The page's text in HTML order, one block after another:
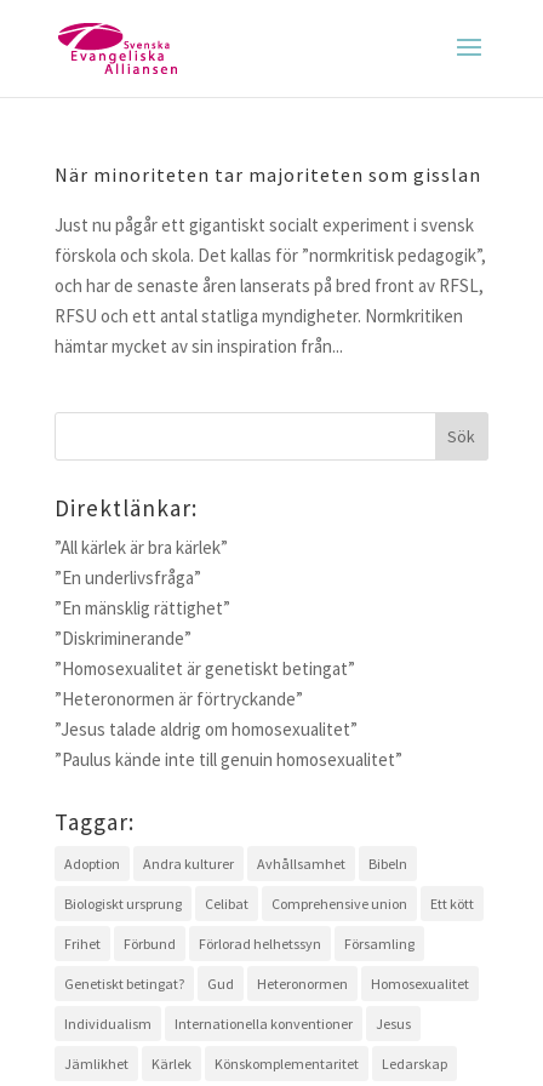
När minoriteten tar majoriteten som gisslan
Just nu pågår ett gigantiskt socialt experiment i svensk
förskola och skola. Det kallas för ”normkritisk pedagogik”,
och har de senaste åren lanserats på bred front av RFSL,
RFSU och ett antal statliga myndigheter. Normkritiken
hämtar mycket av sin inspiration från...
Direktlänkar:
”All kärlek är bra kärlek”
”En underlivsfråga”
”En mänsklig rättighet”
”Diskriminerande”
”Homosexualitet är genetiskt betingat”
”Heteronormen är förtryckande”
”Jesus talade aldrig om homosexualitet”
”Paulus kände inte till genuin homosexualitet”
Taggar:
Adoption Andra kulturer Avhållsamhet Bibeln
Biologiskt ursprung Celibat Comprehensive union Ett kött
Frihet Förbund Förlorad helhetssyn Församling
Genetiskt betingat? Gud Heteronormen Homosexualitet
Individualism Internationella konventioner Jesus
Jämlikhet Kärlek Könskomplementaritet Ledarskap